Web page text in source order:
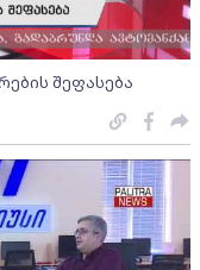
შეფასება